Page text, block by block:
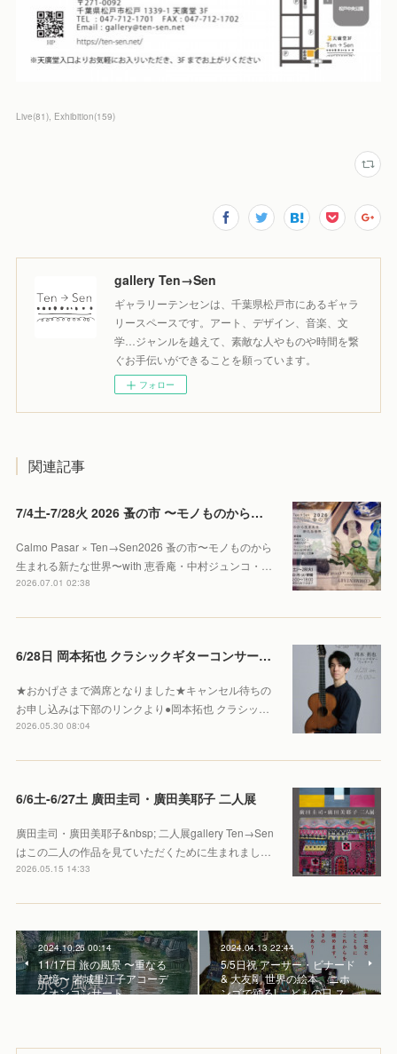
Live(81) Exhibition(159)
gallery Ten→Sen
ギャラリーテンセンは、千葉県松戸市にあるギャラ
リースペースです。アート、デザイン、音楽、文
学…ジャンルを越えて、素敵な人やものや時間を繋
ぐお手伝いができることを願っています。
フォロー
関連記事
7/4土-7/28火 2026 蚤の市 〜モノものから生まれる新たな世界〜
Calmo Pasar × Ten→Sen2026 蚤の市〜モノものから
生まれる新たな世界〜with 恵香庵・中村ジュンコ・…
2026.07.01 02:38
6/28日 岡本拓也 クラシックギターコンサート 【Sold out】
★おかげさまで満席となりました★キャンセル待ちの
お申し込みは下部のリンクより●岡本拓也 クラシッ…
2026.05.30 08:04
6/6土-6/27土 廣田圭司・廣田美耶子 二人展
廣田圭司・廣田美耶子&nbsp; 二人展gallery Ten→Sen
はこの二人の作品を見ていただくために生まれまし…
2026.05.15 14:33
2024.10.26 00:14
11/17日 旅の風景 〜重なる
記憶〜 岩城里江子アコーデ
ィオンコンサート
2024.04.13 22:44
5/5日祝 アーサー・ビナード
& 大友剛 世界の絵本、ニホ
ンゴで踊る! こどもの日 ス…